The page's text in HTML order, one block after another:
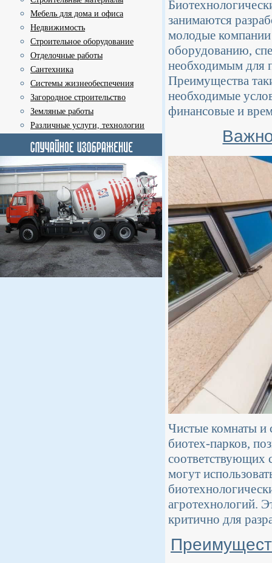
Мебель для дома и офиса
Недвижимость
Строительное оборудование
Отделочные работы
Сантехника
Системы жизнеобеспечения
Загородное строительство
Земляные работы
Различные услуги, технологии
занимаются
молодые
оборудованию,
необходимым для
Преимущества
необходимые
финансовые и
Чистые комнаты и
биотех-парков,
соответствующих
могут
агротехнологий.
критично для